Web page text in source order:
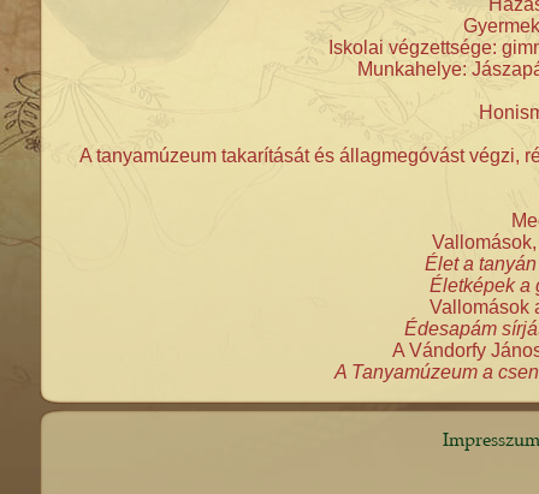
Iskolai végzettsége:
Munkahelye:
A tanyamúzeum takarítását és állagmegóvást végzi,
Élet a
Életképek a
Vallomások
Édesapám
A Vándorfy
A Tanyamúzeum a
Impresszum